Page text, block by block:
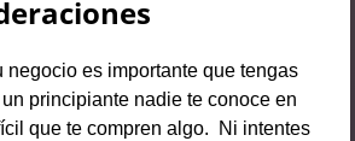
negocio es importante que tengas
principiante nadie te conoce en
que te compren algo. Ni intentes